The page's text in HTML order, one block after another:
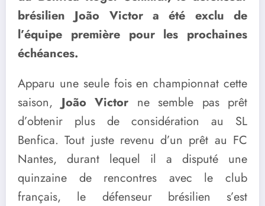
brésilien João Victor a été exclu de
l’équipe première pour les prochaines
échéances.
Apparu une seule fois en championnat cette
saison,João Victor ne semble pas prêt
d’obtenir plus de considération au SL
Benfica. Tout juste revenu d’un prêt au FC
Nantes, durant lequel il a disputé une
quinzaine de rencontres avec le club
français, le défenseur brésilien s’est